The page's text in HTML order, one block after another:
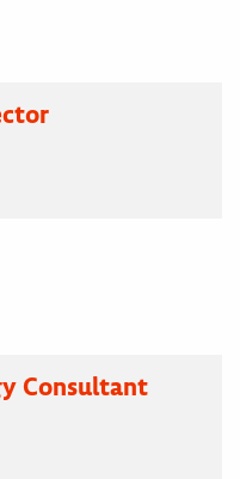
Consultant